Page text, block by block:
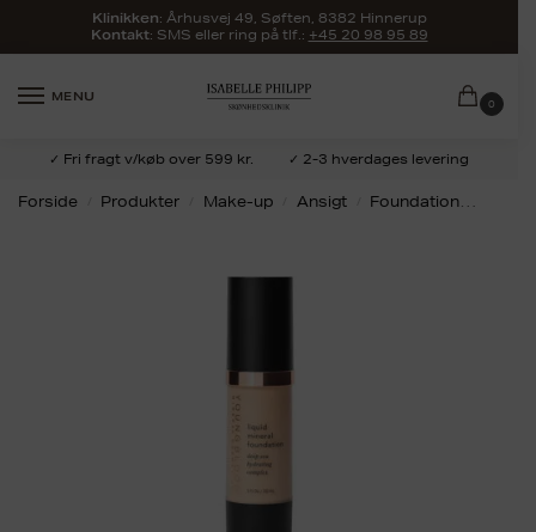
Klinikken: Århusvej 49, Søften, 8382 Hinnerup
Kontakt: SMS eller ring på tlf.: +45 20 98 95 89
MENU 0
✓ Fri fragt v/køb over 599 kr. ✓ 2-3 hverdages levering
Forside Produkter Make-up Ansigt Foundation